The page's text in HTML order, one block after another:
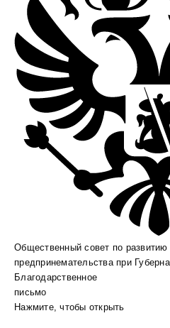
Общественный совет по развитию
предпринемательства при
Благодарственное
письмо
Нажмите, чтобы открыть